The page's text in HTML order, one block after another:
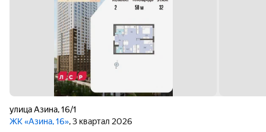
улица Азина,16/1
ЖК «Азина, 16», 3 квартал 2026